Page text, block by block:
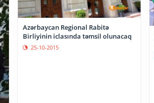
Azərbaycan Regional Rabitə
Birliyinin iclasında təmsil olunacaq
25-10-2015